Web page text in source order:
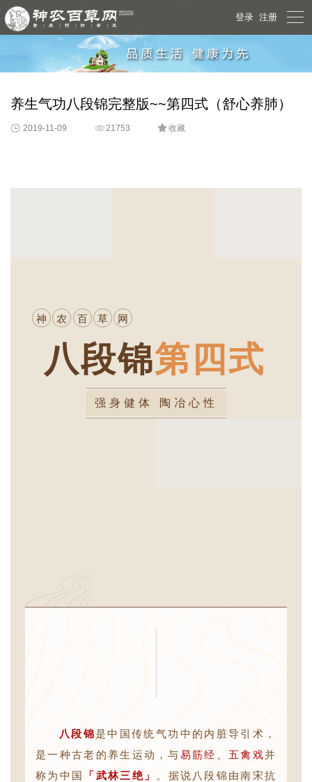
登录 注册 
养生气功八段锦完整版~~第四式（舒心养肺）
2019-11-09 21753  收藏
神 农 百 草 网
八段锦第四式
强身健体 陶冶心性
八段锦是中国传统气功中的内脏导引术，
是一种古老的养生运动，与易筋经、五禽戏并
称为中国
「武林三绝」
。据说八段锦由南宋抗